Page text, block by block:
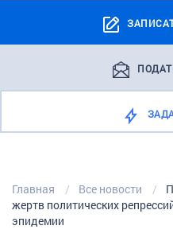
Главная Все новости
жертв политических
эпидемии